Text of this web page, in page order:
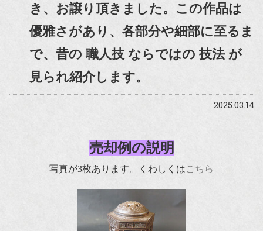
き、お譲り頂きました。この作品は
優雅さがあり、各部分や細部に至るま
で、昔の 職人技 ならではの 技法 が
見られ紹介します。
2025.03.14
売却例の説明
写真が3枚あります。くわしくはこちら